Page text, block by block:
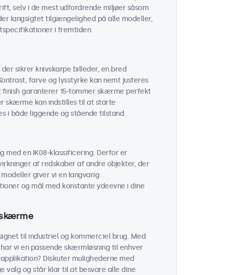
selv i de mest udfordrende miljøer såsom
langsigtet tilgængelighed på alle modeller,
i fremtiden.
sikrer knivskarpe billeder, en bred
farve og lysstyrke kan nemt justeres
garanterer 15-tommer skærme perfekt
skærme kan indstilles til at starte
i både liggende og stående tilstand.
med en IK08-klassificering. Derfor er
af redskaber af andre objekter, der
giver vi en langvarig
og mål med konstante ydeevne i dine
til industriel og kommerciel brug. Med
vi en passende skærmløsning til enhver
Diskuter mulighederne med
og står klar til at besvare alle dine